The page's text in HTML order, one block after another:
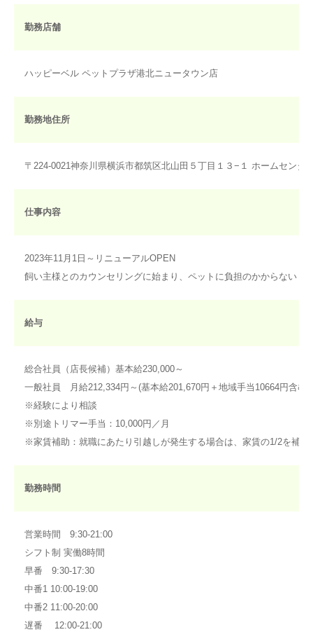
勤務店舗
ハッピーベル ペットプラザ港北ニュータウン店
勤務地住所
〒224-0021神奈川県横浜市都筑区北山田５丁目１３−１ ホームセンタ
仕事内容
2023年11月1日～リニューアルOPEN
飼い主様とのカウンセリングに始まり、ペットに負担のかからない
給与
総合社員（店長候補）基本給230,000～
一般社員 月給212,334円～(基本給201,670円＋地域手当10664円含む
※経験により相談
※別途トリマー手当：10,000円／月
※家賃補助：就職にあたり引越しが発生する場合は、家賃の1/2を補助
勤務時間
営業時間 9:30-21:00
シフト制 実働8時間
早番 9:30-17:30
中番1 10:00-19:00
中番2 11:00-20:00
遅番 12:00-21:00